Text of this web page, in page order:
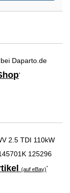
Daparto.de
*
2.5 TDI 110kW
125296
(auf eBay)*